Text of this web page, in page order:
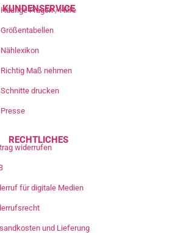
KUNDENSERVICE
Häufige Fragen / Hilfe
Größentabellen
Nählexikon
Richtig Maß nehmen
Schnitte drucken
Presse
RECHTLICHES
widerrufen
für digitale Medien
und Lieferung